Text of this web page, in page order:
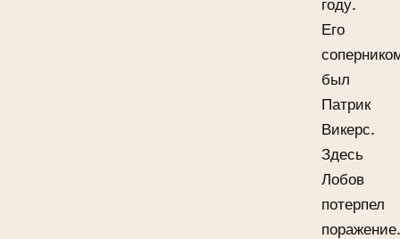
году.
Его
был
Патрик
Викерс.
Здесь
Лобов
потерпел
поражение.